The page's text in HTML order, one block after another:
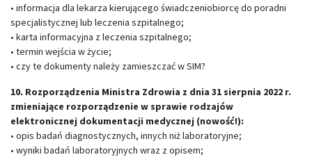
• informacja dla lekarza kierującego świadczeniobiorcę do poradni
specjalistycznej lub leczenia szpitalnego;
• karta informacyjna z leczenia szpitalnego;
• termin wejścia w życie;
• czy te dokumenty należy zamieszczać w SIM?
10. Rozporządzenia Ministra Zdrowia z dnia 31 sierpnia 2022 r.
zmieniające rozporządzenie w sprawie rodzajów
elektronicznej dokumentacji medycznej (nowość!):
• opis badań diagnostycznych, innych niż laboratoryjne;
• wyniki badań laboratoryjnych wraz z opisem;